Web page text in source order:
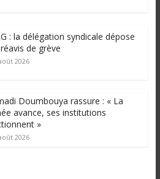
: la délégation syndicale dépose
de grève
2026
Doumbouya rassure : « La
avance, ses institutions
»
2026